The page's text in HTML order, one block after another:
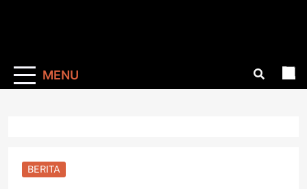
MENU
BERITA